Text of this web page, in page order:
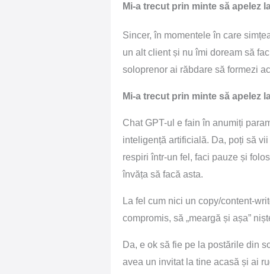
Mi-a trecut prin minte să apelez
Sincer, în momentele în care
un alt client și nu îmi doream să
soloprenor ai răbdare să formezi
Mi-a trecut prin minte să apelez
Chat GPT-ul e fain în anumiți
inteligență artificială. Da, poți să
respiri într-un fel, faci pauze și
învăța să facă asta.
La fel cum nici un copy/content-
compromis, să „meargă și așa”
Da, e ok să fie pe la postările din
avea un invitat la tine acasă și ai